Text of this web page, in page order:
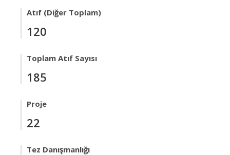
Atıf (Diğer Toplam)
120
Toplam Atıf Sayısı
185
Proje
22
Tez Danışmanlığı